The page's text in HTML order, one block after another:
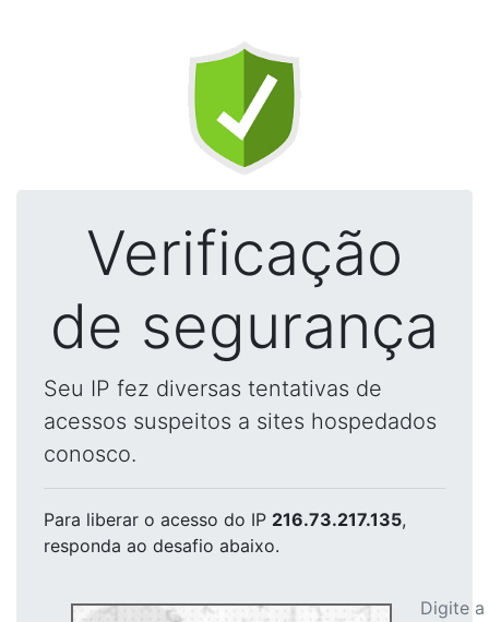
Verificação
de segurança
Seu IP fez diversas tentativas de
acessos suspeitos a sites hospedados
conosco.
Para liberar o acesso do IP 216.73.217.135,
responda ao desafio abaixo.
Digite